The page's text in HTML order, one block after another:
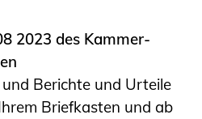
2023 des Kammer-
Berichte und Urteile
Briefkasten und ab